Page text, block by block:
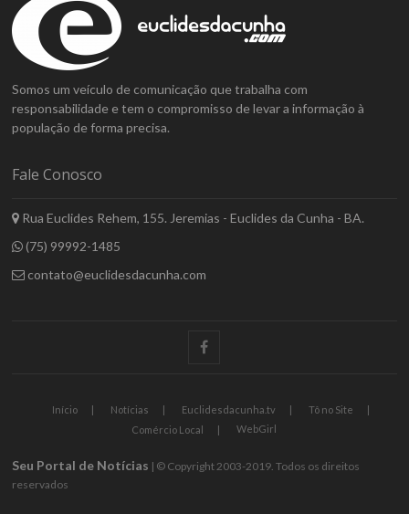
Somos um veículo de comunicação que trabalha com
responsabilidade e tem o compromisso de levar a informação à
população de forma precisa.
Fale Conosco
Rua Euclides Rehem, 155. Jeremias - Euclides da Cunha - BA.
(75) 99992-1485
contato@euclidesdacunha.com
facebook
Início Notícias Euclidesdacunha.tv
Tô no Site
Comércio Local
WebGirl
Seu Portal de Notícias | © Copyright 2003-2019. Todos os direitos
reservados